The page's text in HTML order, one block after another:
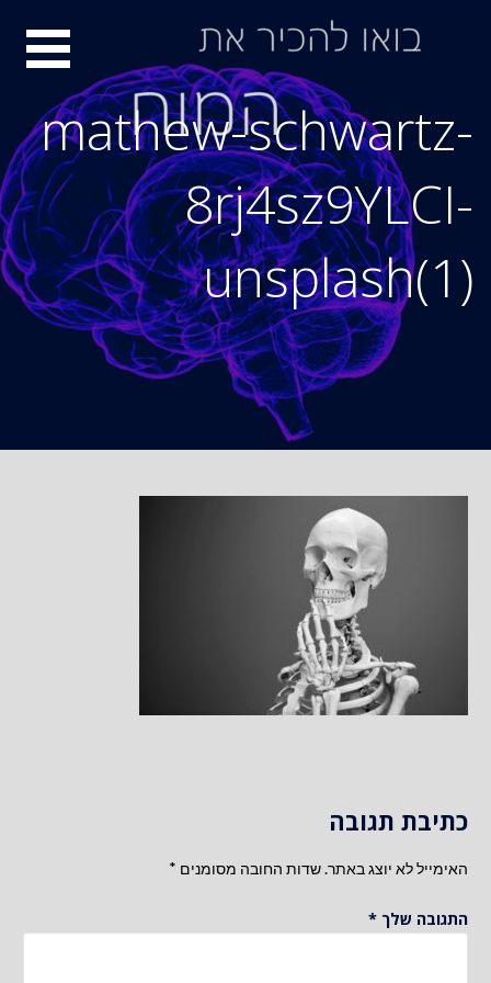
mathew-schwartz-
8rj4sz9YLCI-
unsplash(1)
כתיבת תגובה
האימייל לא יוצג באתר.שדות החובה מסומנים *
התגובה שלך *